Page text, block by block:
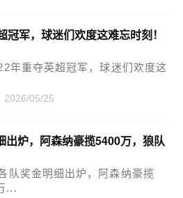
军，球迷们欢度这难忘时刻！
年重夺英超冠军，球迷们欢度这
2026/05/25
出炉，阿森纳豪揽5400万，狼队
队奖金明细出炉，阿森纳豪揽
...